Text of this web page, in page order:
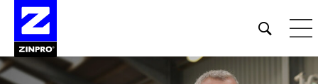
Open
site
search
form